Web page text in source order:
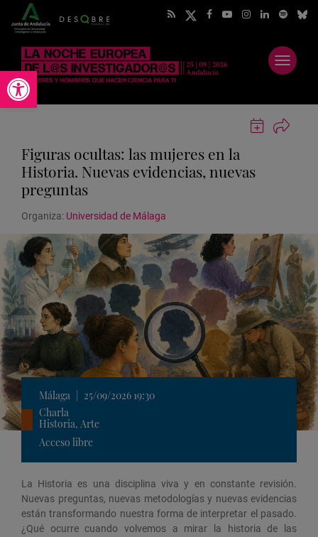
Abrir barra de herramientas
Abrir
menú
Guardar
actividad
Figuras ocultas: las mujeres en la
Historia. Nuevas evidencias, nuevas
preguntas
Organiza: Universidad de Málaga
Málaga
25/09/2026 19:30
Charla
Historia, Arte
Acceso libre
La Historia es una disciplina viva y en constante revisión.
Nuevas preguntas, nuevas metodologías y nuevas evidencias
están transformando nuestra forma de interpretar el pasado.
¿Qué ocurre cuando volvemos a mirar la historia de las